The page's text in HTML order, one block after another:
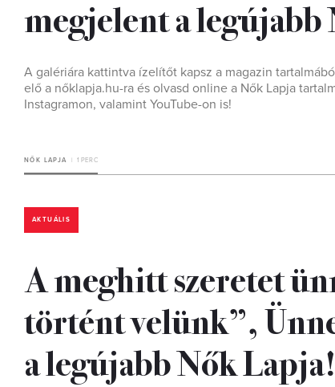
megjelent a legújabb
A galériára kattintva ízelítőt kapsz a magazin
elő a nőklapja.hu-ra és olvasd online a Nők Lapja
Instagramon, valamint YouTube-on is!
NŐK LAPJA 1 PERC
AKTUÁLIS
A meghitt szeretet
történt velünk”,
a legújabb Nők Lapja!